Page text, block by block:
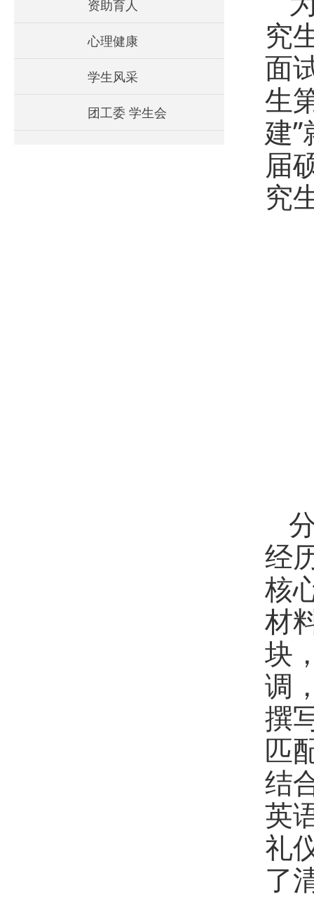
资助育人
心理健康
学生风采
团工委 学生会
究
面
生
建
届
究
经
核
材
块
调
撰
匹
结
英
礼
了